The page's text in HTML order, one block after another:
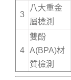
3
八大重金
屬檢測
4
雙酚
A(BPA)材
質檢測